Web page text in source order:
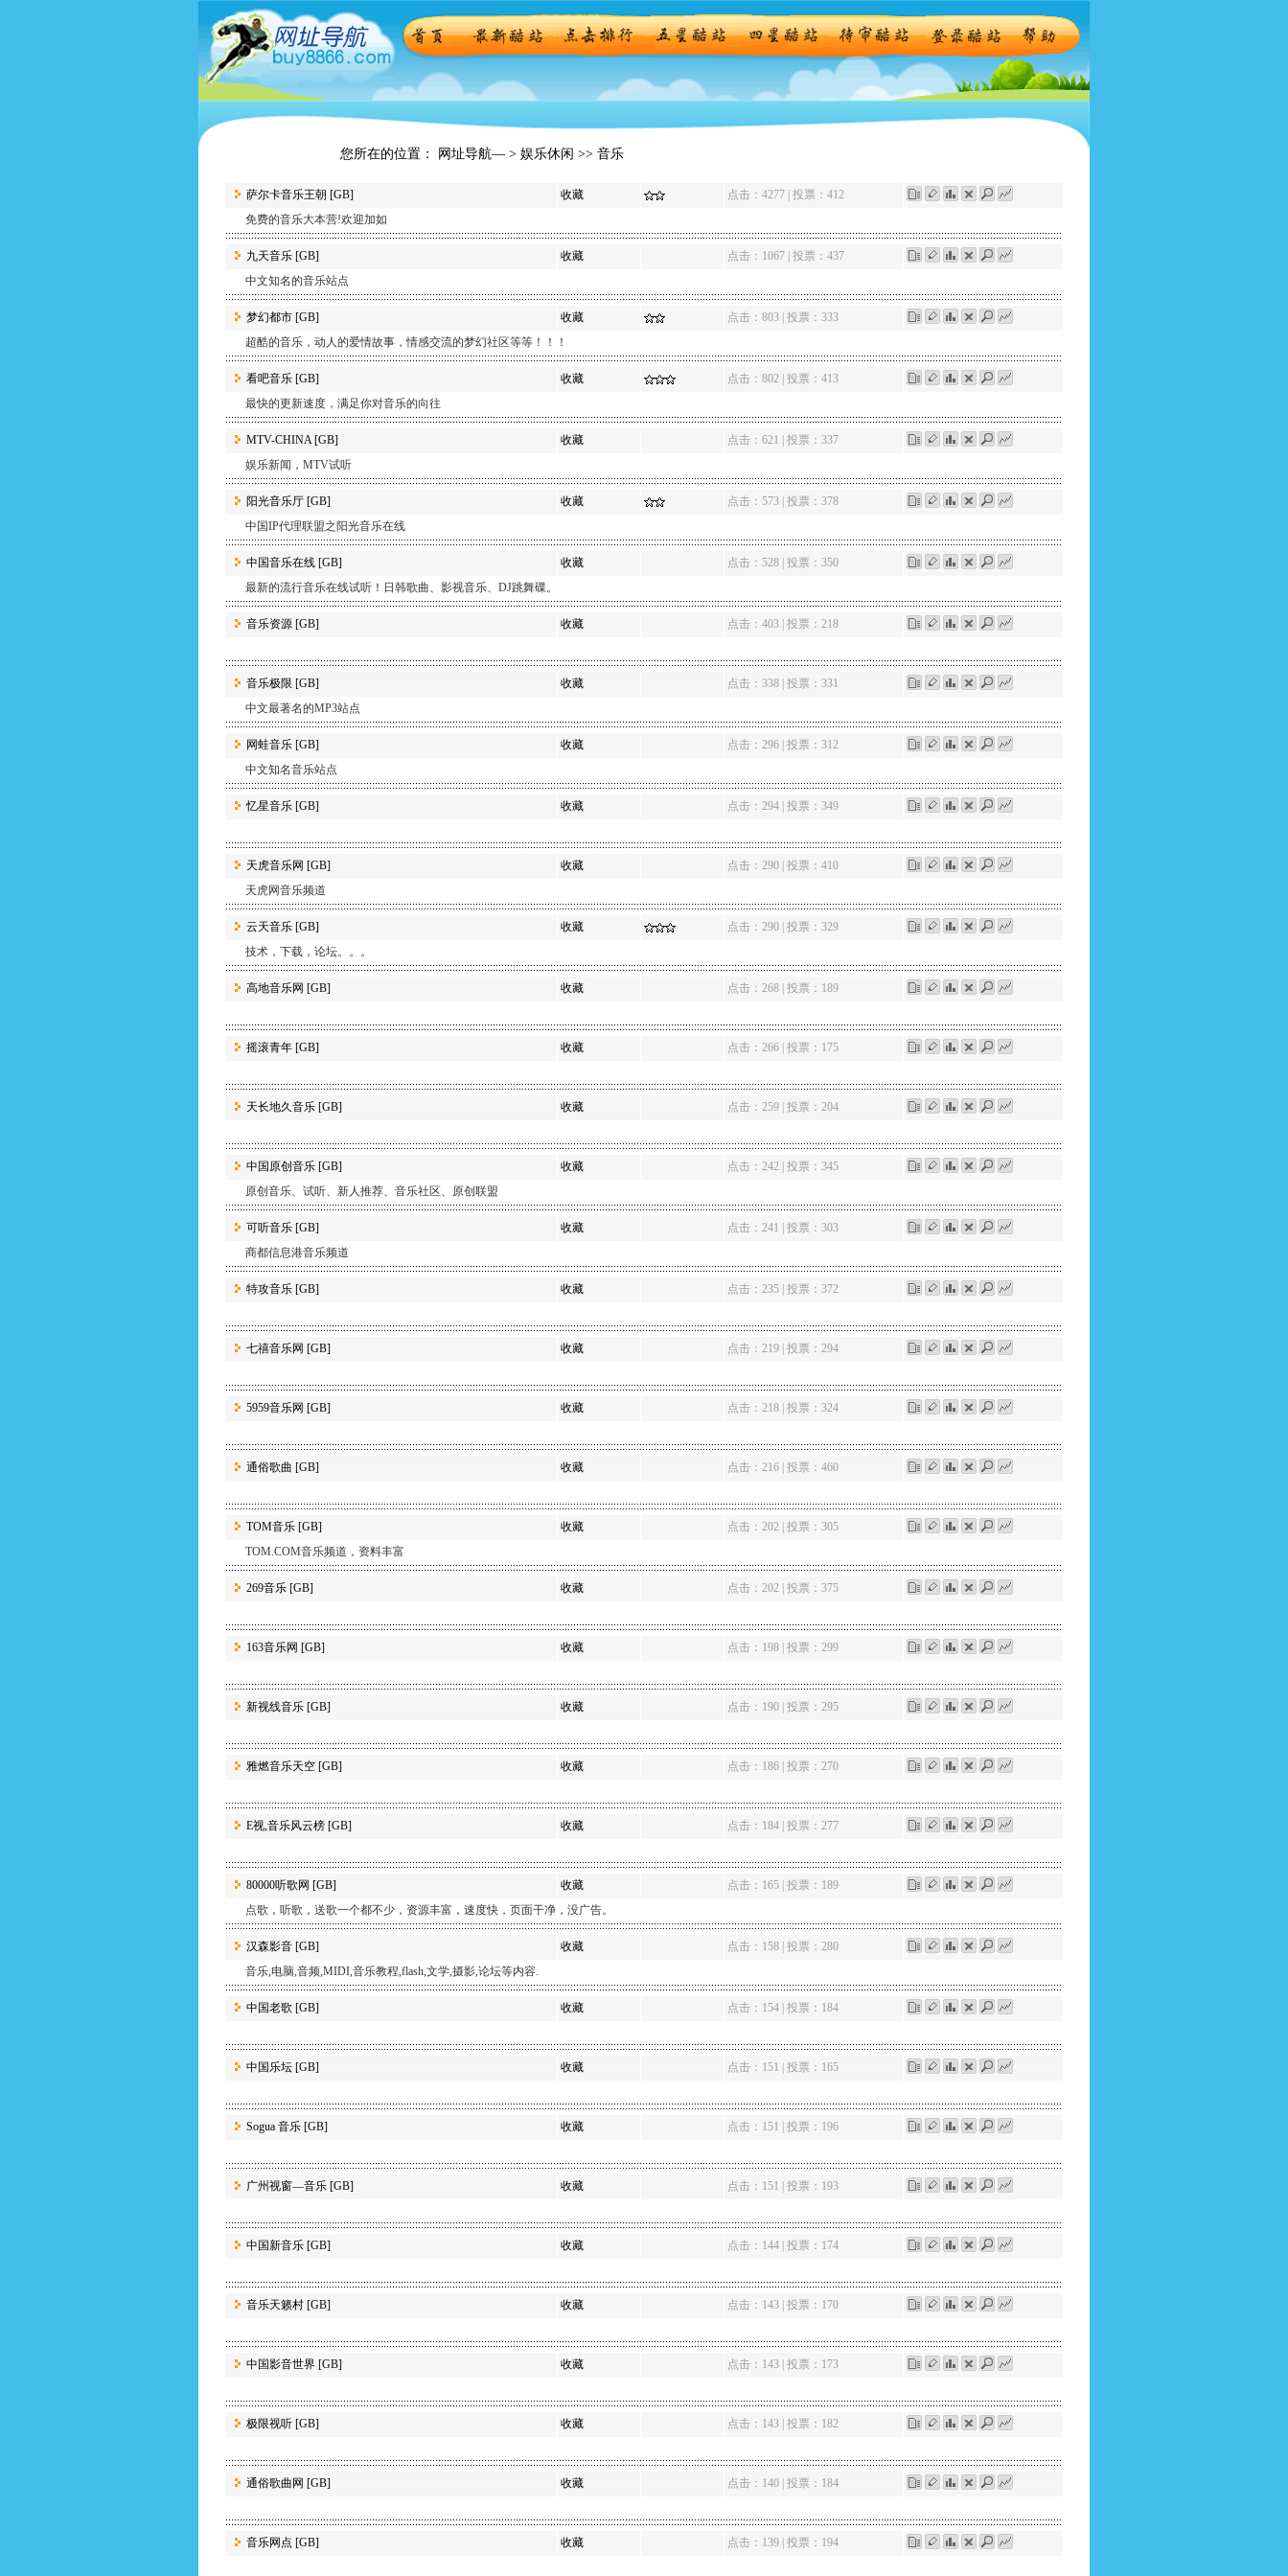
您所在的位置： 网址导航— > 娱乐休闲 >> 音乐
萨尔卡音乐王朝 [GB] 收藏
点击：4277 | 投票：412
免费的音乐大本营!欢迎加如
九天音乐 [GB] 收藏
点击：1067 | 投票：437
中文知名的音乐站点
梦幻都市 [GB] 收藏
点击：803 | 投票：333
超酷的音乐，动人的爱情故事，情感交流的梦幻社区等等！！！
看吧音乐 [GB] 收藏
点击：802 | 投票：413
最快的更新速度，满足你对音乐的向往
MTV-CHINA[GB] 收藏
点击：621 | 投票：337
娱乐新闻，MTV试听
阳光音乐厅 [GB] 收藏
点击：573 | 投票：378
中国IP代理联盟之阳光音乐在线
中国音乐在线 [GB] 收藏
点击：528 | 投票：350
最新的流行音乐在线试听！日韩歌曲、影视音乐、DJ跳舞碟。
音乐资源 [GB] 收藏 点击：403 | 投票：218
音乐极限 [GB] 收藏
点击：338 | 投票：331
中文最著名的MP3站点
网蛙音乐 [GB] 收藏
点击：296 | 投票：312
中文知名音乐站点
忆星音乐 [GB] 收藏 点击：294 | 投票：349
天虎音乐网 [GB] 收藏
点击：290 | 投票：410
天虎网音乐频道
云天音乐 [GB] 收藏
点击：290 | 投票：329
技术，下载，论坛。。。
高地音乐网 [GB] 收藏 点击：268 | 投票：189
摇滚青年 [GB] 收藏 点击：266 | 投票：175
天长地久音乐 [GB] 收藏 点击：259 | 投票：204
中国原创音乐 [GB] 收藏
点击：242 | 投票：345
原创音乐、试听、新人推荐、音乐社区、原创联盟
可听音乐 [GB] 收藏
点击：241 | 投票：303
商都信息港音乐频道
特攻音乐 [GB] 收藏 点击：235 | 投票：372
七禧音乐网 [GB] 收藏 点击：219 | 投票：294
5959音乐网 [GB] 收藏 点击：218 | 投票：324
通俗歌曲 [GB] 收藏 点击：216 | 投票：460
TOM音乐 [GB] 收藏
点击：202 | 投票：305
TOM.COM音乐频道，资料丰富
269音乐 [GB] 收藏 点击：202 | 投票：375
163音乐网 [GB] 收藏 点击：198 | 投票：299
新视线音乐 [GB] 收藏 点击：190 | 投票：295
雅燃音乐天空 [GB] 收藏 点击：186 | 投票：270
E视,音乐风云榜 [GB] 收藏 点击：184 | 投票：277
80000听歌网 [GB] 收藏
点击：165 | 投票：189
点歌，听歌，送歌一个都不少，资源丰富，速度快，页面干净，没广告。
汉森影音 [GB] 收藏
点击：158 | 投票：280
音乐,电脑,音频,MIDI,音乐教程,flash,文学,摄影,论坛等内容.
中国老歌 [GB] 收藏 点击：154 | 投票：184
中国乐坛 [GB] 收藏 点击：151 | 投票：165
Sogua 音乐 [GB] 收藏 点击：151 | 投票：196
广州视窗—音乐 [GB] 收藏 点击：151 | 投票：193
中国新音乐 [GB] 收藏 点击：144 | 投票：174
音乐天籁村 [GB] 收藏 点击：143 | 投票：170
中国影音世界 [GB] 收藏 点击：143 | 投票：173
极限视听 [GB] 收藏 点击：143 | 投票：182
通俗歌曲网 [GB] 收藏 点击：140 | 投票：184
音乐网点 [GB] 收藏 点击：139 | 投票：194